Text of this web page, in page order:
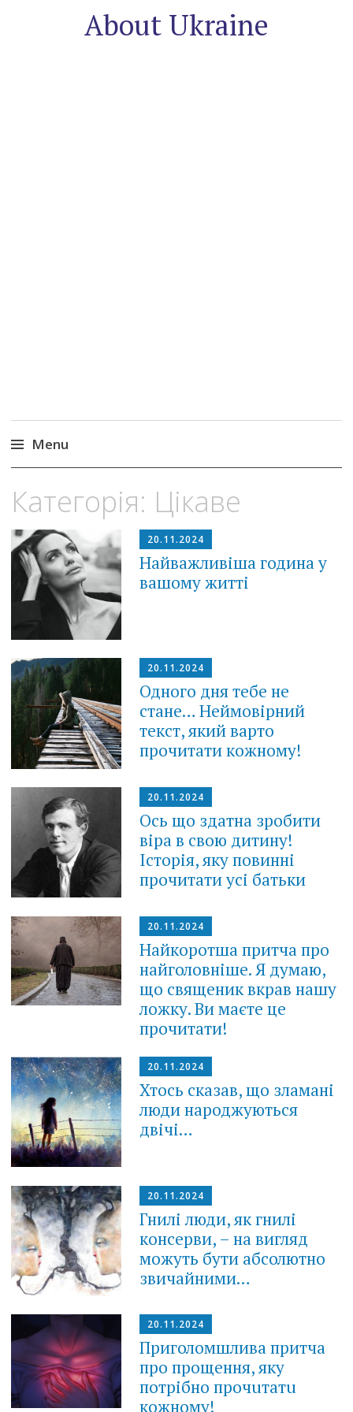
About Ukraine
Menu
to
Категорія: Цікаве
20.11.2024
Найважливіша година у
вашому житті
20.11.2024
Одного дня тебе не
стане… Неймовірний
текст, який варто
прочитати кожному!
20.11.2024
Ось що здатна зробити
віра в свою дитину!
Історія, яку повинні
прочитати усі батьки
20.11.2024
Найкоротша притча про
найголовніше. Я думаю,
що священик вкpав нашу
ложку. Ви маєте це
прочитати!
20.11.2024
Хтось сказав, що зламані
люди народжуються
двічі…
20.11.2024
Гнилі люди, як гнилі
консерви, – на вигляд
можуть бути абсолютно
звичайними…
20.11.2024
Приголомшлива притча
про прощення, яку
потрібно прочuтатu
кожному!